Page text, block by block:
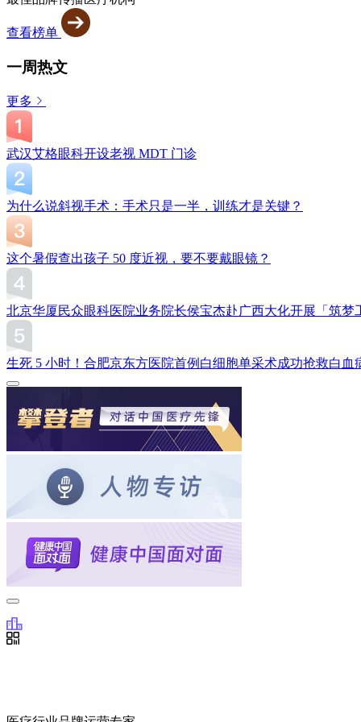
查看榜单
一周热文
更多
武汉艾格眼科开设老视 MDT 门诊
为什么说斜视手术：手术只是一半，训练才是关键？
这个暑假查出孩子 50 度近视，要不要戴眼镜？
北京华厦民众眼科医院业务院长侯宝杰赴广西大化开展「筑梦
生死 5 小时！合肥京东方医院首例白细胞单采术成功抢救白血